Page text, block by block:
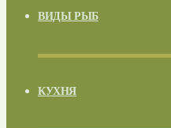
ВИДЫ РЫБ
КУХНЯ